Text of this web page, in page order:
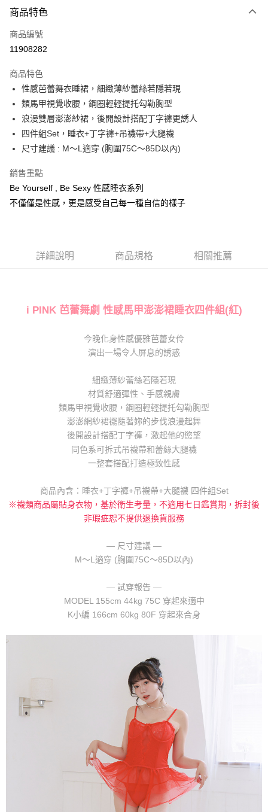
信用卡一次付款
信用卡分期付款
合作金庫商業銀行
華南商業銀行
彰化商業銀行
上海商業儲蓄銀行
台北富邦商業銀行
國泰世華商業銀行
兆豐國際商業銀行
臺灣中小企業銀行
台中商業銀行
匯豐（台灣）商業銀行
聯邦商業銀行
遠東國際商業銀行
元大商業銀行
台新國際商業銀行
台灣樂天信用卡公司
6 期 0 利率 每期
華南商業銀行
彰化商業銀行
上海商業儲蓄銀行
台北富邦商業銀行
國泰世華商業銀行
兆豐國際商業銀行
臺灣中小企業銀行
台中商業銀行
聯邦商業銀行
元大商業銀行
玉山商業銀行
星展（台灣）商業銀行
超商取貨付款
LINE Pay
Apple Pay
街口支付
AFTEE先享後付
相關說明
１．簡單：不需註冊會員、不需綁卡、不需儲值。
２．便利：只要手機號碼，簡訊認證，即可結帳。
１．於結帳方式選擇「AFTEE先享後付」後，將跳轉至「AFTEE先享後付」
結帳頁面，進行簡訊認證並確認金額後，即可完成結帳。
３．收到繳費通知簡訊後14天內，點擊此簡訊中的連結，可透過四大超商／
ATM／網路銀行／等多元方式進行付款，方視為交易完成。
※ 請注意：結帳手續完成當下不需立刻繳費，但若您需要取消訂單，請聯絡
※ 交易是否成功請以「AFTEE先享後付 」之結帳頁面顯示為準，若有關於
是否繳費成功／繳費後需取消欲退款等相關疑問，請聯繫「AFTEE先享後付
客戶支援中心」https://netprotections.freshdesk.com/support/home
１．透過由恩沛科技股份有限公司提供之「AFTEE先享後付」服務完成之交
易，需依本服務之必要範圍內提供個人資料，並將交易相關給付款項請求債
權轉讓予恩沛科技股份有限公司。
https://aftee.tw/terms/#terms3
３．未成年的使用者請事先徵得法定代理人或監護人之同意方可使用
「AFTEE先享後付」，若未經同意申辦者引起之損失，本公司不負相關責
時審查核予不同之上限額度；若仍有額度不足之情形，本公司將視審查結果
５．嚴禁一人註冊多個帳號或使用他人資訊註冊。若發現惡意使用之情形，
運送方式
付款後全家取貨
每筆NT$80，滿NT$1,000(含以上)免運費
每筆NT$100，滿NT$1,000(含以上)免運費
海外配送 查看運費
商品特色
商品編號
11908282
商品特色
性感芭蕾舞衣睡裙，細緻薄紗蕾絲若隱若現
類馬甲視覺收腰，鋼圈輕輕提托勾勒胸型
浪漫雙層澎澎紗裙，後開設計搭配丁字褲更誘人
四件組Set，睡衣+丁字褲+吊襪帶+大腿襪
尺寸建議 : M～L適穿 (胸圍75C～85D以內)
銷售重點
Be Yourself , Be Sexy 性感睡衣系列
不僅僅是性感，更是感受自己每一種自信的樣子
詳細說明 商品規格 相關推薦
i PINK 芭蕾舞劇 性感馬甲澎澎裙睡衣四件組(紅)
今晚化身性感優雅芭蕾女伶
演出一場令人屏息的誘惑
細緻薄紗蕾絲若隱若現
材質舒適彈性、手感親膚
類馬甲視覺收腰，鋼圈輕輕提托勾勒胸型
澎澎網紗裙襬隨著妳的步伐浪漫起舞
後開設計搭配丁字褲，激起他的慾望
同色系可拆式吊襪帶和蕾絲大腿襪
一整套搭配打造極致性感
商品內含：睡衣+丁字褲+吊襪帶+大腿襪 四件組Set
※襪類商品屬貼身衣物，基於衛生考量，不適用七日鑑賞期，拆封後
非瑕疵恕不提供退換貨服務
— 尺寸建議 —
M～L適穿 (胸圍75C～85D以內)
— 試穿報告 —
MODEL 155cm 44kg 75C 穿起來適中
K小編 166cm 60kg 80F 穿起來合身